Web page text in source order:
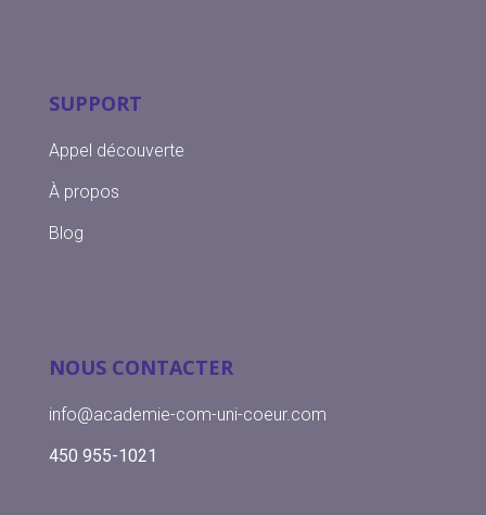
SUPPORT
Appel découverte
À propos
Blog
NOUS CONTACTER
info@academie-com-uni-coeur.com
450 955-1021